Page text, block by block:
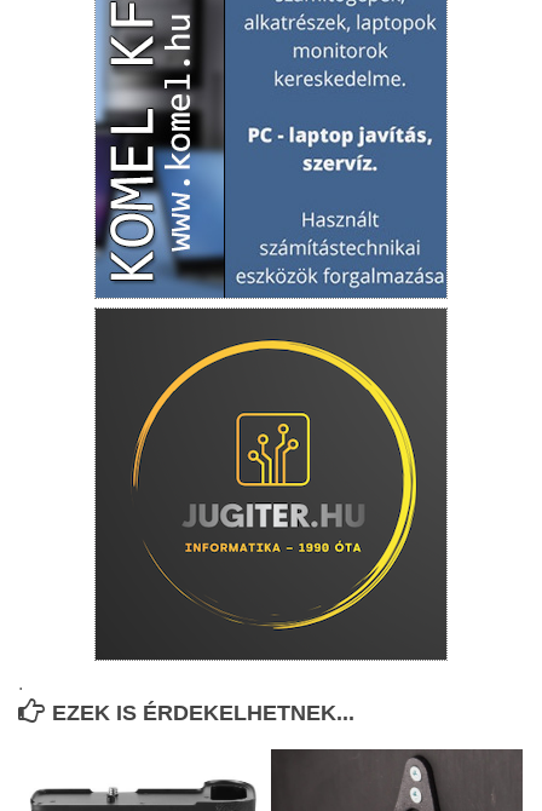
.
EZEK IS ÉRDEKELHETNEK...